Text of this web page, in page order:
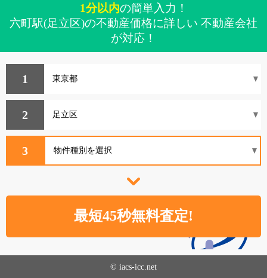
1分以内の簡単入力！
六町駅(足立区)の不動産価格に詳しい 不動産会社
が対応！
1
2
3
© iacs-icc.net